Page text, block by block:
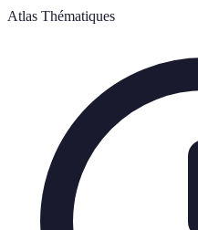
Atlas Thématiques